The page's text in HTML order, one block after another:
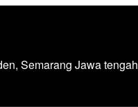
Semarang Jawa tengah